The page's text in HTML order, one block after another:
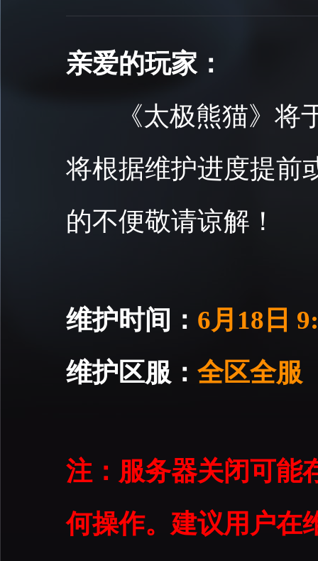
亲爱的玩家：
《太极熊猫》将
将根据维护进度提前
的不便敬请谅解！
维护时间： 6月18日
维护区服： 全区全服
注：服务器关闭可能
何操作。建议用户在